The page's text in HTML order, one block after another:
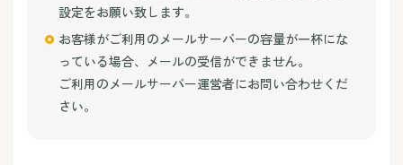
設定をお願い致します。
お客様がご利用のメールサーバーの容量が一杯にな
っている場合、メールの受信ができません。
ご利用のメールサーバー運営者にお問い合わせくだ
さい。